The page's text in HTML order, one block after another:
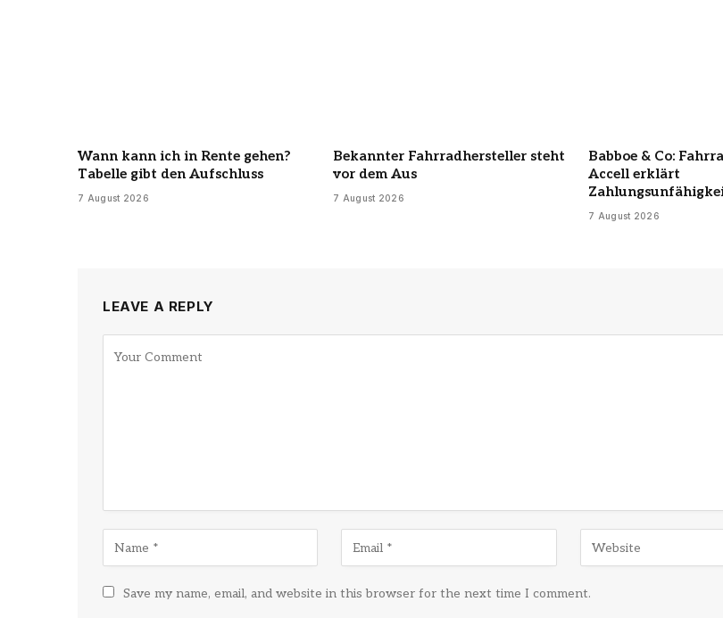
Wann kann ich in Rente gehen?
Tabelle gibt den Aufschluss
7 August 2026
Bekannter Fahrradhersteller steht
vor dem Aus
7 August 2026
Babboe & Co:
Accell erklärt
7 August 2026
LEAVE A REPLY
Save my name, email, and website in this browser for the next time I comment.